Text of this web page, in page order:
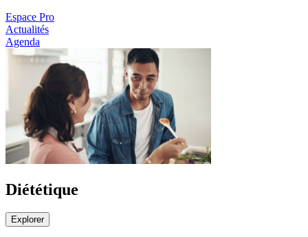
Espace Pro
Actualités
Agenda
Diététique
Explorer